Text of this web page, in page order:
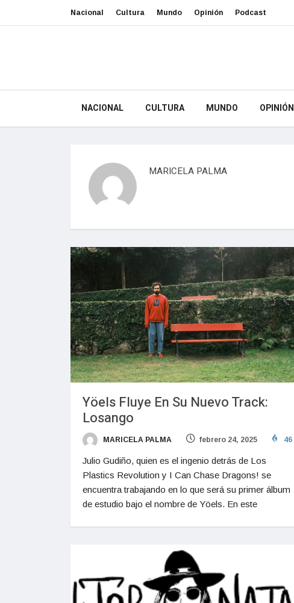
Nacional Cultura Mundo Opinión Podcast
NACIONAL CULTURA MUNDO OPINIÓN
MARICELA PALMA
Yöels Fluye En Su Nuevo Track:
Losango
MARICELA PALMA febrero 24, 2025 46
Julio Gudiño, quien es el ingenio detrás de Los
Plastics Revolution y I Can Chase Dragons! se
encuentra trabajando en lo que será su primer álbum
de estudio bajo el nombre de Yöels. En este